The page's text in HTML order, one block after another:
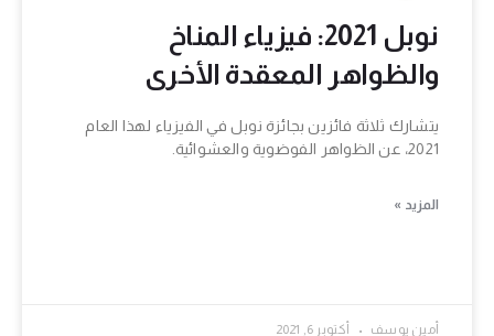
نوبل 2021: فيزياء المناخ
والظواهر المعقدة الأخرى
يتشارك ثلاثة فائزين بجائزة نوبل في الفيزياء لهذا العام
2021، عن الظواهر الفوضوية والعشوائية.
المزيد »
أمين يوسف أكتوبر 6, 2021